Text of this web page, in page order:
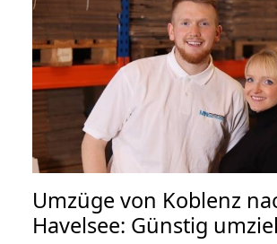
Umzüge von Koblenz
Havelsee: Günstig